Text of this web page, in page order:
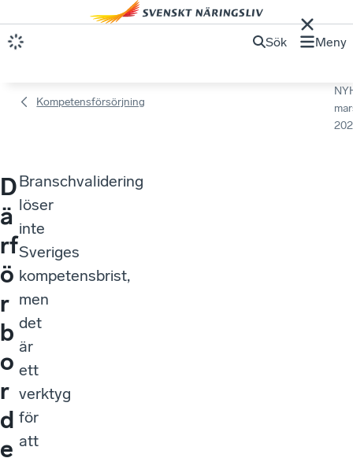
Sök Meny
Kompetensförsörjning
D
ä
rf
ö
r
b
o
r
d
e
Branschvalidering
löser
inte
Sveriges
kompetensbrist,
men
det
är
ett
verktyg
för
att